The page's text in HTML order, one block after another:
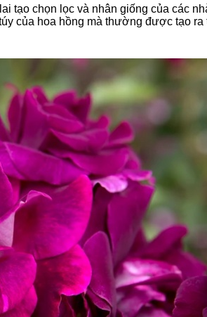
tạo chọn lọc và nhân giống của các
của hoa hồng mà thường được tạo